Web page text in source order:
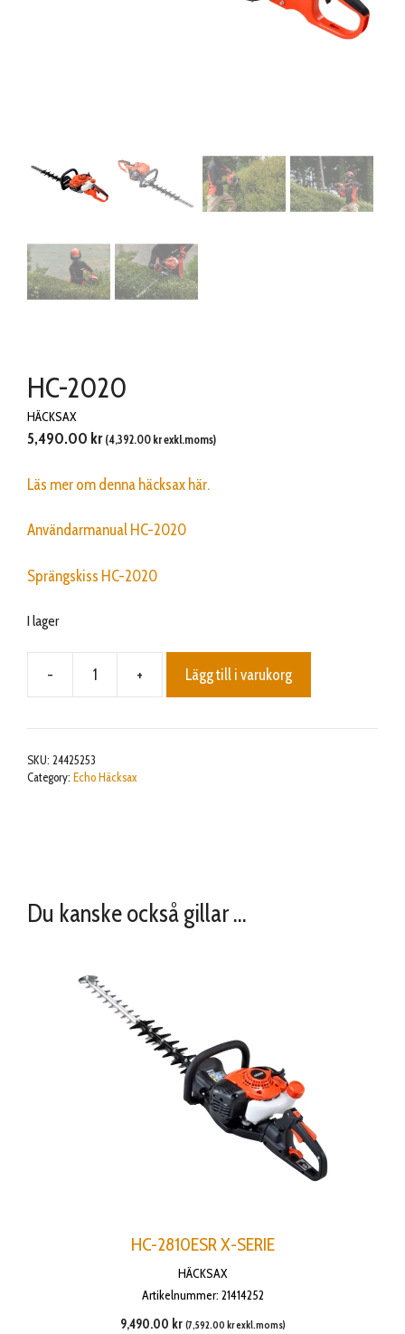
HC-2020
HÄCKSAX
5,490.00 kr (4,392.00 krexkl.moms)
Läs mer om denna häcksax här.
Användarmanual HC-2020
Sprängskiss HC-2020
I lager
-
mängd
+ Lägg till i varukorg
SKU: 24425253
Category: Echo Häcksax
Du kanske också gillar …
HC-2810ESR X-SERIE
HÄCKSAX
Artikelnummer: 21414252
9,490.00 kr (7,592.00 krexkl.moms)